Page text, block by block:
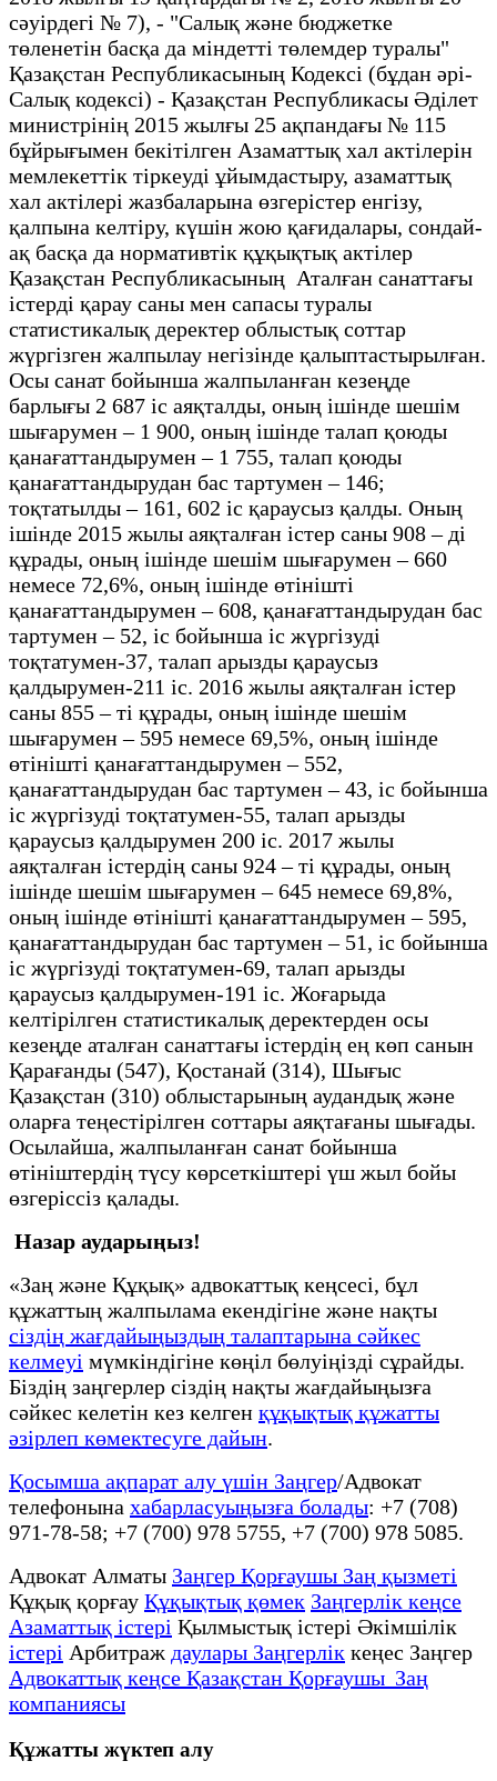
сәуірдегі № 7), - "Салық және бюджетке
төленетін басқа да міндетті төлемдер туралы"
Қазақстан Республикасының Кодексі (бұдан әрі-
Салық кодексі) - Қазақстан Республикасы Әділет
министрінің 2015 жылғы 25 ақпандағы № 115
бұйрығымен бекітілген Азаматтық хал актілерін
мемлекеттік тіркеуді ұйымдастыру, азаматтық
хал актілері жазбаларына өзгерістер енгізу,
қалпына келтіру, күшін жою қағидалары, сондай-
ақ басқа да нормативтік құқықтық актілер
Қазақстан Республикасының Аталған санаттағы
істерді қарау саны мен сапасы туралы
статистикалық деректер облыстық соттар
жүргізген жалпылау негізінде қалыптастырылған.
Осы санат бойынша жалпыланған кезеңде
барлығы 2 687 іс аяқталды, оның ішінде шешім
шығарумен – 1 900, оның ішінде талап қоюды
қанағаттандырумен – 1 755, талап қоюды
қанағаттандырудан бас тартумен – 146;
тоқтатылды – 161, 602 іс қараусыз қалды. Оның
ішінде 2015 жылы аяқталған істер саны 908 – ді
құрады, оның ішінде шешім шығарумен – 660
немесе 72,6%, оның ішінде өтінішті
қанағаттандырумен – 608, қанағаттандырудан бас
тартумен – 52, іс бойынша іс жүргізуді
тоқтатумен-37, талап арызды қараусыз
қалдырумен-211 іс. 2016 жылы аяқталған істер
саны 855 – ті құрады, оның ішінде шешім
шығарумен – 595 немесе 69,5%, оның ішінде
өтінішті қанағаттандырумен – 552,
қанағаттандырудан бас тартумен – 43, іс бойынша
іс жүргізуді тоқтатумен-55, талап арызды
қараусыз қалдырумен 200 іс. 2017 жылы
аяқталған істердің саны 924 – ті құрады, оның
ішінде шешім шығарумен – 645 немесе 69,8%,
оның ішінде өтінішті қанағаттандырумен – 595,
қанағаттандырудан бас тартумен – 51, іс бойынша
іс жүргізуді тоқтатумен-69, талап арызды
қараусыз қалдырумен-191 іс. Жоғарыда
келтірілген статистикалық деректерден осы
кезеңде аталған санаттағы істердің ең көп санын
Қарағанды (547), Қостанай (314), Шығыс
Қазақстан (310) облыстарының аудандық және
оларға теңестірілген соттары аяқтағаны шығады.
Осылайша, жалпыланған санат бойынша
өтініштердің түсу көрсеткіштері үш жыл бойы
өзгеріссіз қалады.
Назар аударыңыз!
«Заң және Құқық» адвокаттық кеңсесі, бұл
құжаттың жалпылама екендігіне және нақты
сіздің жағдайыңыздың талаптарына сәйкес
келмеуі мүмкіндігіне көңіл бөлуіңізді сұрайды.
Біздің заңгерлер сіздің нақты жағдайыңызға
сәйкес келетін кез келген құқықтық құжатты
әзірлеп көмектесуге дайын.
Қосымша ақпарат алу үшін Заңгер/Адвокат
телефонына хабарласуыңызға болады: +7 (708)
971-78-58; +7 (700) 978 5755, +7 (700) 978 5085.
Адвокат Алматы Заңгер Қорғаушы Заң қызметі
Құқық қорғау Құқықтық қөмек Заңгерлік кеңсе
Азаматтық істері Қылмыстық істері Әкімшілік
істері Арбитраж даулары Заңгерлік кеңес Заңгер
Адвокаттық кеңсе Қазақстан Қорғаушы Заң
компаниясы
Құжатты жүктеп алу